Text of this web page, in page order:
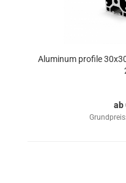
Aluminum profile
ab